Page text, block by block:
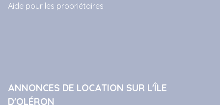
Aide pour les propriétaires
ANNONCES DE LOCATION SUR L'ÎLE
D'OLÉRON